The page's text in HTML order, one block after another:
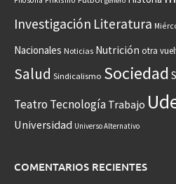
Investigación Literatura
Nacionales Noticias Nutrición otra
Salud Sindicalismo Sociedad
Teatro Tecnología Trabajo
Universidad Universo Alternativo
COMENTARIOS RECIENTES